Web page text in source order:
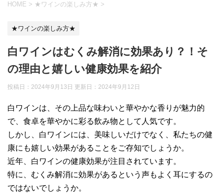
HOME > ★ワインの楽しみ方★ >
★ワインの楽しみ方★
白ワインはむくみ解消に効果あり？！そ
の理由と嬉しい健康効果を紹介
投稿日：2024年9月13日 更新日： 2024年9月12日
白ワインは、その上品な味わいと華やかな香りが魅力的
で、食卓を華やかに彩る飲み物として人気です。
しかし、白ワインには、美味しいだけでなく、私たちの健
康にも嬉しい効果があることをご存知でしょうか。
近年、白ワインの健康効果が注目されています。
特に、むくみ解消に効果があるという声もよく耳にするの
ではないでしょうか。